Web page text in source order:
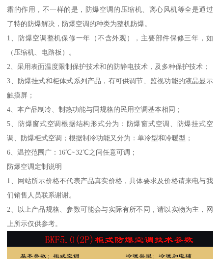
霜的作用，不一样的是，防爆空调的压缩机、离心风机等全是通过
了特的防爆解决，防爆空调的种类为整机防爆。
1、防爆空调整机保修一年（不含外观），主要部件保修三年，如
（压缩机、电路板）。
2、采用表面温度限制保护技术和的防静电技术，及多种保护技术；
3、防爆挂式和柜体式系列产品，有可供调节、监视功能的液晶显示
触摸屏；
4、本产品制冷、制热功能与同规格的民用空调基本相同；
5、防爆窗式空调根据结构形式分为：防爆窗式空调、防爆挂式空
调、防爆柜式空调；根据制冷功能又分为：单冷型和冷暖型；
6、温控范围广：16℃~32℃之间任意可调；
防爆空调定制说明
1、网站所示价格不代表产品真实价格，具体要求及价格请来电与我
们销售人员联系谢谢。
2、以上产品规格、参数可能会与实际有所不同，请以实物为主，网
上所示仅供参考。